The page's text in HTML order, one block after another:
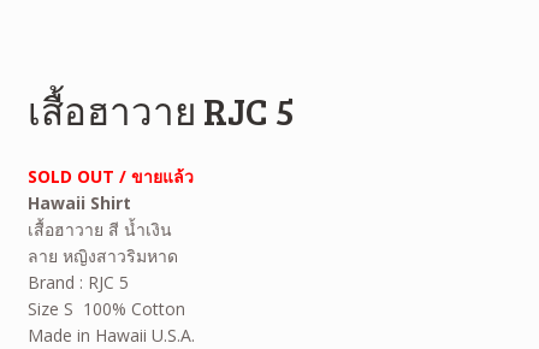
เสื้อฮาวาย RJC 5
SOLD OUT / ขายแล้ว
Hawaii Shirt
เสื้อฮาวาย สี น้ำเงิน
ลาย หญิงสาวริมหาด
Brand : RJC 5
Size S 100% Cotton
Made in Hawaii U.S.A.